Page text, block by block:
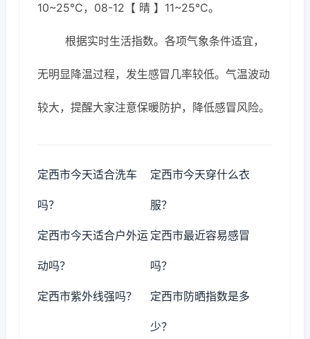
10~25℃，08-12【 晴 】11~25℃。
根据实时生活指数。各项气象条件适宜，
无明显降温过程，发生感冒几率较低。气温波动
较大，提醒大家注意保暖防护，降低感冒风险。
定西市今天适合洗车
吗？
定西市今天穿什么衣
服？
定西市今天适合户外运
动吗？
定西市最近容易感冒
吗？
定西市紫外线强吗？ 定西市防晒指数是多
少？